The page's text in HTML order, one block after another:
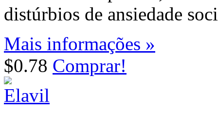
distúrbios de ansiedade
Mais informações »
$0.78 Comprar!